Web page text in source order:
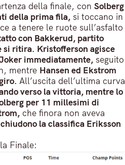
della finale, con Solberg
della prima fila, si toccano in
a tenere le ruote sull’asfalto
con Bakkerud, partito
si ritira. Kristofferson agisce
immediatamente, seguito
mentre Hansen ed Ekstrom
All’uscita dell’ultima curva
verso la vittoria, mentre lo
per 11 millesimi di
che finora non aveva
chiudono la classifica Eriksson
Finale: